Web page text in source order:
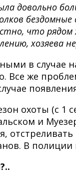
довольно
что
хозяева
в случае
Все же
охоты (с
и
В